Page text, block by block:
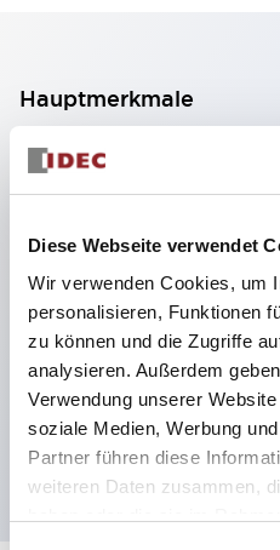
Diese Webseite verwendet
Wir verwenden Cookies, um
personalisieren, Funktionen
zu können und die Zugriffe
analysieren. Außerdem
Verwendung unserer
soziale Medien, Werbung
Partner führen diese
weiteren Daten zusammen,
Hauptmerkmale
2-Kontakt-Block mit 2
Kontakt-Konfiguration
Isolierung zwischen den
59,9 mm (※ 22-stufiger
Platzsparendes Design
Sicherheitsstruktur der
Freisetzung, integrierter
Fingerschutzstruktur